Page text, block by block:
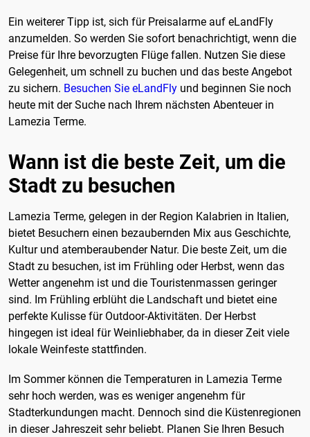
Ein weiterer Tipp ist, sich für Preisalarme auf eLandFly
anzumelden. So werden Sie sofort benachrichtigt, wenn die
Preise für Ihre bevorzugten Flüge fallen. Nutzen Sie diese
Gelegenheit, um schnell zu buchen und das beste Angebot
zu sichern. Besuchen Sie eLandFly und beginnen Sie noch
heute mit der Suche nach Ihrem nächsten Abenteuer in
Lamezia Terme.
Wann ist die beste Zeit, um die
Stadt zu besuchen
Lamezia Terme, gelegen in der Region Kalabrien in Italien,
bietet Besuchern einen bezaubernden Mix aus Geschichte,
Kultur und atemberaubender Natur. Die beste Zeit, um die
Stadt zu besuchen, ist im Frühling oder Herbst, wenn das
Wetter angenehm ist und die Touristenmassen geringer
sind. Im Frühling erblüht die Landschaft und bietet eine
perfekte Kulisse für Outdoor-Aktivitäten. Der Herbst
hingegen ist ideal für Weinliebhaber, da in dieser Zeit viele
lokale Weinfeste stattfinden.
Im Sommer können die Temperaturen in Lamezia Terme
sehr hoch werden, was es weniger angenehm für
Stadterkundungen macht. Dennoch sind die Küstenregionen
in dieser Jahreszeit sehr beliebt. Planen Sie Ihren Besuch